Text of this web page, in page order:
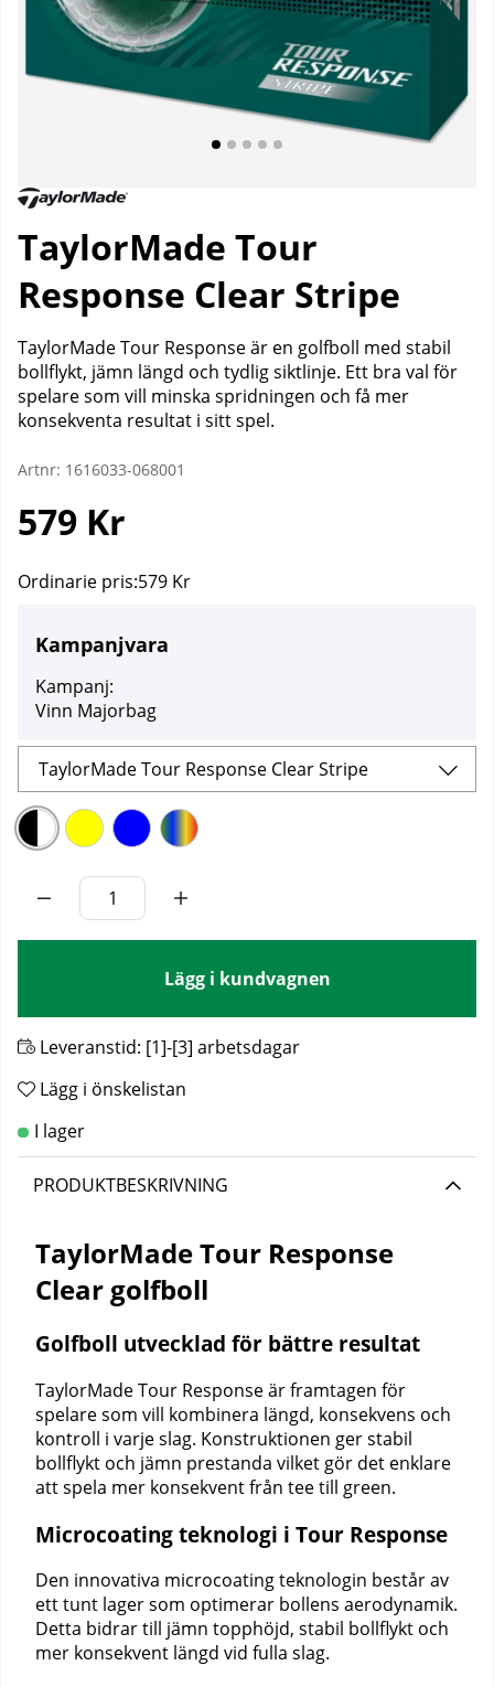
TaylorMade Tour
Response Clear Stripe
TaylorMade Tour Response är en golfboll med stabil
bollflykt, jämn längd och tydlig siktlinje. Ett bra val för
spelare som vill minska spridningen och få mer
konsekventa resultat i sitt spel.
Artnr: 1616033-068001
579 Kr
Ordinarie pris:579 Kr
Kampanjvara
Kampanj:
Vinn Majorbag
TaylorMade Tour Response Clear Stripe
Lägg i kundvagnen
Leveranstid: [1]-[3] arbetsdagar
Lägg i önskelistan
PRODUKTBESKRIVNING
TaylorMade Tour Response
Clear golfboll
Golfboll utvecklad för bättre resultat
TaylorMade Tour Response är framtagen för
spelare som vill kombinera längd, konsekvens och
kontroll i varje slag. Konstruktionen ger stabil
bollflykt och jämn prestanda vilket gör det enklare
att spela mer konsekvent från tee till green.
Microcoating teknologi i Tour Response
Den innovativa microcoating teknologin består av
ett tunt lager som optimerar bollens aerodynamik.
Detta bidrar till jämn topphöjd, stabil bollflykt och
mer konsekvent längd vid fulla slag.